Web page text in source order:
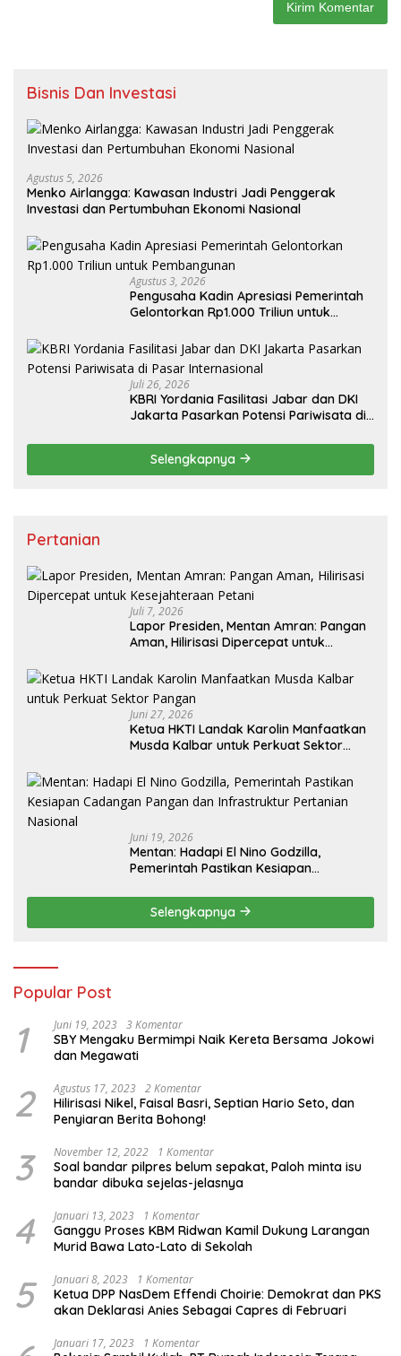
Bisnis Dan Investasi
Agustus 5, 2026
Menko Airlangga: Kawasan Industri Jadi Penggerak
Investasi dan Pertumbuhan Ekonomi Nasional
Agustus 3, 2026
Pengusaha Kadin Apresiasi Pemerintah
Gelontorkan Rp1.000 Triliun untuk
Juli 26, 2026
KBRI Yordania Fasilitasi Jabar dan DKI
Jakarta Pasarkan Potensi Pariwisata di
Selengkapnya
Pertanian
Juli 7, 2026
Lapor Presiden, Mentan Amran: Pangan
Aman, Hilirisasi Dipercepat untuk
Juni 27, 2026
Ketua HKTI Landak Karolin Manfaatkan
Musda Kalbar untuk Perkuat Sektor
Juni 19, 2026
Mentan: Hadapi El Nino Godzilla,
Pemerintah Pastikan Kesiapan
Pertanian Nasional
Selengkapnya
Popular Post
1 Juni 19, 2023 3 Komentar
SBY Mengaku Bermimpi Naik Kereta Bersama Jokowi
dan Megawati
2 Agustus 17, 2023 2 Komentar
Hilirisasi Nikel, Faisal Basri, Septian Hario Seto, dan
Penyiaran Berita Bohong!
3 November 12, 2022 1 Komentar
Soal bandar pilpres belum sepakat, Paloh minta isu
bandar dibuka sejelas-jelasnya
4 Januari 13, 2023 1 Komentar
Ganggu Proses KBM Ridwan Kamil Dukung Larangan
Murid Bawa Lato-Lato di Sekolah
5 Januari 8, 2023 1 Komentar
Ketua DPP NasDem Effendi Choirie: Demokrat dan PKS
akan Deklarasi Anies Sebagai Capres di Februari
Januari 17, 2023 1 Komentar